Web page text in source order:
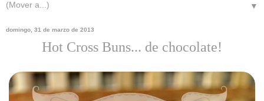
▼
domingo, 31 de marzo de 2013
Hot Cross Buns... de chocolate!